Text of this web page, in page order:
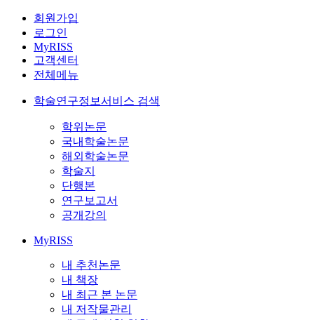
회원가입
로그인
MyRISS
고객센터
전체메뉴
학술연구정보서비스 검색
학위논문
국내학술논문
해외학술논문
학술지
단행본
연구보고서
공개강의
MyRISS
내 추천논문
내 책장
내 최근 본 논문
내 저작물관리